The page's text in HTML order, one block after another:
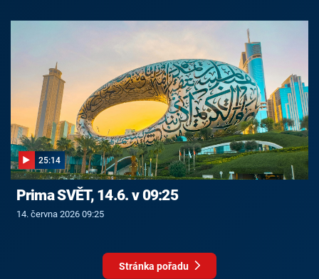
25:14
Prima SVĚT, 14.6. v 09:25
14. června 2026 09:25
Stránka pořadu